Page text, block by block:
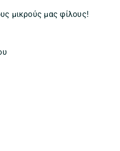
μικρούς μας φίλους!